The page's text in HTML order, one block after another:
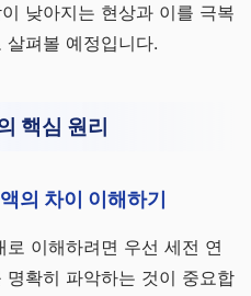
낮아지는 현상과 이를 극복
펴볼 예정입니다.
핵심 원리
의 차이 이해하기
이해하려면 우선 세전 연
확히 파악하는 것이 중요합